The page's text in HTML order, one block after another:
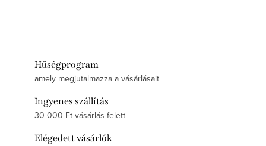
Hűségprogram
amely megjutalmazza a vásárlásait
Ingyenes szállítás
30 000 Ft vásárlás felett
Elégedett vásárlók